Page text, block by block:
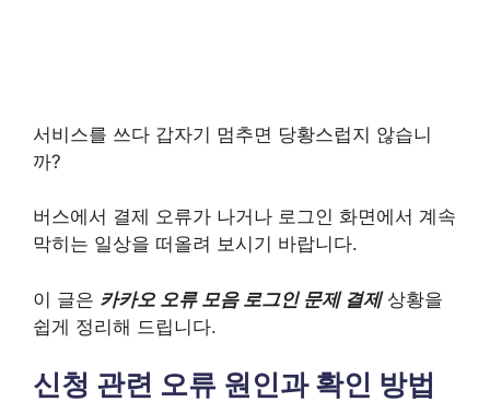
서비스를 쓰다 갑자기 멈추면 당황스럽지 않습니
까?
버스에서 결제 오류가 나거나 로그인 화면에서 계속
막히는 일상을 떠올려 보시기 바랍니다.
이 글은 카카오 오류 모음 로그인 문제 결제상황을
쉽게 정리해 드립니다.
신청 관련 오류 원인과 확인 방법